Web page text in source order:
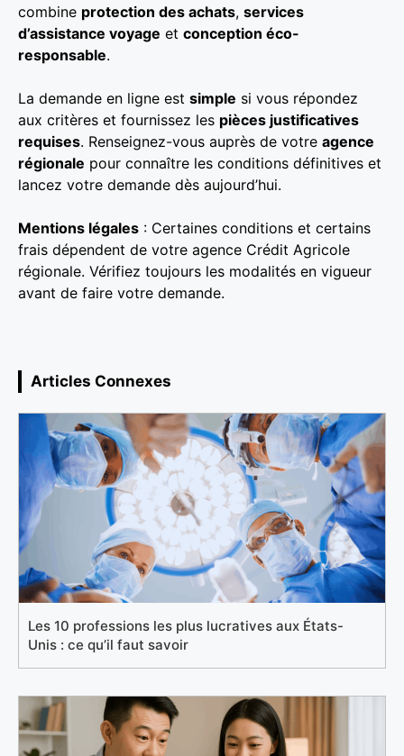
combine protection des achats, services
d’assistance voyage et conception éco-
responsable.
La demande en ligne est simple si vous répondez
aux critères et fournissez les pièces justificatives
requises. Renseignez-vous auprès de votre agence
régionale pour connaître les conditions définitives et
lancez votre demande dès aujourd’hui.
Mentions légales : Certaines conditions et certains
frais dépendent de votre agence Crédit Agricole
régionale. Vérifiez toujours les modalités en vigueur
avant de faire votre demande.
Articles Connexes
Les 10 professions les plus lucratives aux États-
Unis : ce qu’il faut savoir